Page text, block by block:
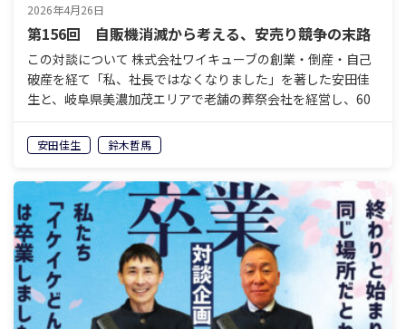
2026年4月26日
第156回 自販機消滅から考える、安売り競争の末路
この対談について 株式会社ワイキューブの創業・倒産・自己
破産を経て「私、社長ではなくなりました」を著した安田佳
生と、岐阜県美濃加茂エリアで老舗の葬祭会社を経営し、60
ど…安田佳生 鈴木哲馬